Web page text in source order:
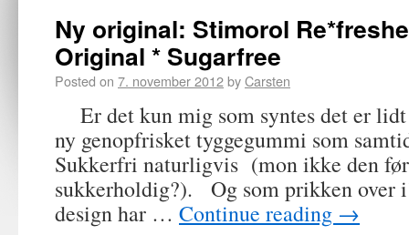
Ny original: Stimorol
Original * Sugarfree
Posted on 7. november 2012byCarsten
Er det kun mig som syntes det er
ny genopfrisket tyggegummi som
Sukkerfri naturligvis (mon ikke den
sukkerholdig?). Og som prikken over
design har … Continue reading →